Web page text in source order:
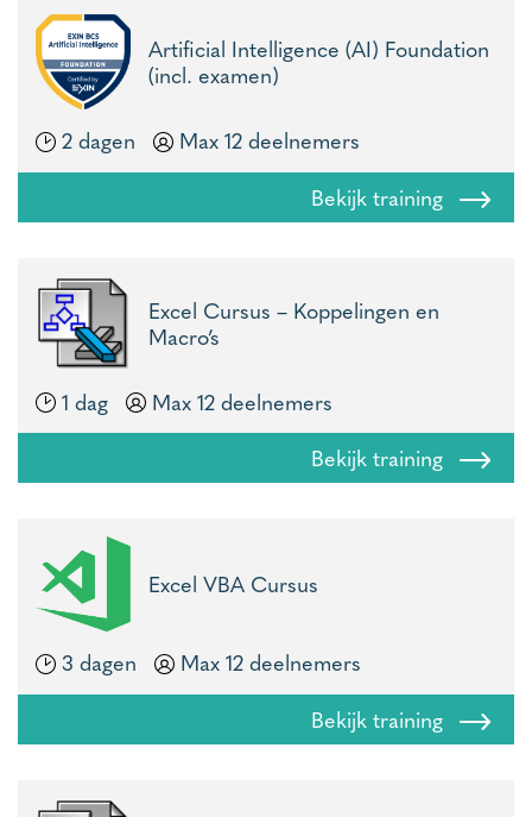
Artificial Intelligence (AI) Foundation
(incl. examen)
2 dagen
Max 12 deelnemers
Bekijk training
Excel Cursus – Koppelingen en
Macro’s
1 dag
Max 12 deelnemers
Bekijk training
Excel VBA Cursus
3 dagen
Max 12 deelnemers
Bekijk training